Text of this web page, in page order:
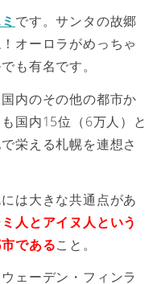
です。サンタの故郷
オーロラがめっちゃ
も有名です。
内のその他の都市か
国内15位（6万人）と
栄える札幌を連想さ
は大きな共通点があ
人とアイヌ人という
であること。
ェーデン・フィンラ